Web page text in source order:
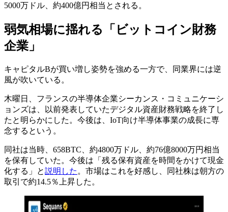
5000万ドル、約400億円相当とされる。
弱気相場に揺れる「ビットコイン財務
企業」
キャピタルBが買い増し姿勢を強める一方で、同業界には逆
風が吹いている。
木曜日、フランスの半導体企業シーカンス・コミュニケーシ
ョンズは、以前発表していたデジタル資産財務戦略を終了し
たと明らかにした。今後は、IoT向け半導体事業の成長に専
念するという。
同社は当時、658BTC、約4800万ドル、約76億8000万円相当
を保有していた。今後は「残る保有資産を時間をかけて現金
化する」と説明した 。市場はこれを好感し、同社株は朝方の
取引で約14.5％上昇した。